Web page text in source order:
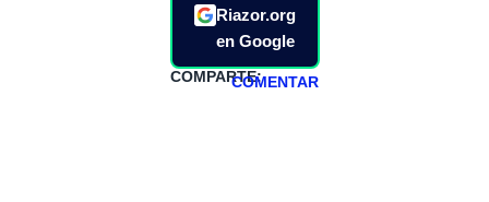
Riazor.org
en Google
COMPARTE:COMENTAR